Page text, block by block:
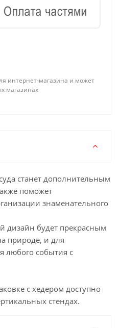
интернет-магазина и может
магазинах
станет дополнительным
поможет
знаменательного
дизайн будет прекрасным
природе, и для
любого события с
с хедером доступно
стендах.